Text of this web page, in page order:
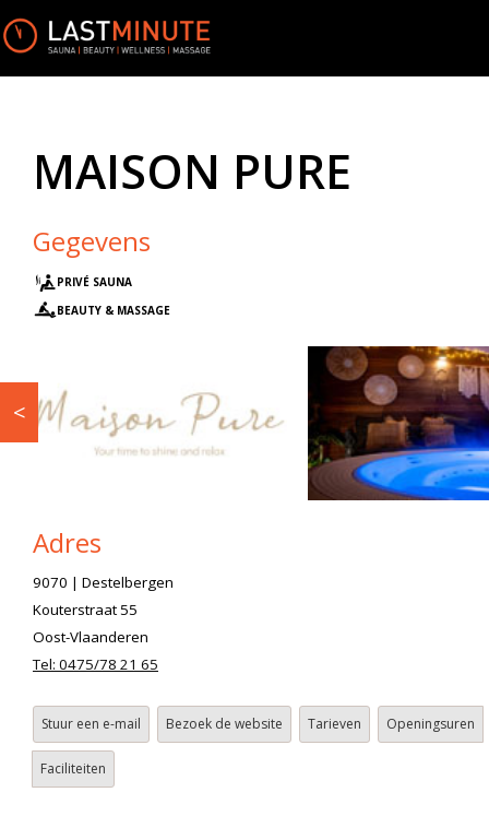
MAISON PURE
Gegevens
PRIVÉ SAUNA
BEAUTY & MASSAGE
Adres
9070 | Destelbergen
Kouterstraat 55
Oost-Vlaanderen
Tel: 0475/78 21 65
Stuur een e-mail Bezoek de website Tarieven Openingsuren
Faciliteiten
<